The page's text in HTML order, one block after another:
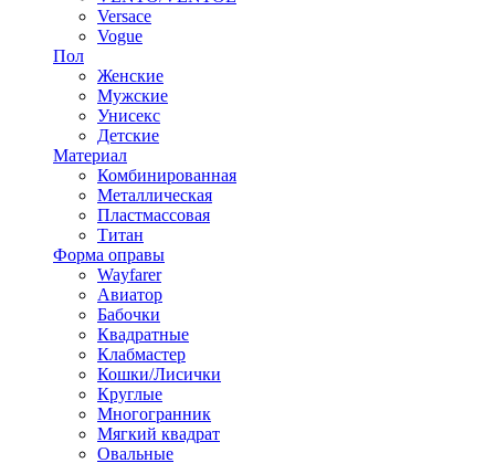
Versace
Vogue
Пол
Женские
Мужские
Унисекс
Детские
Материал
Комбинированная
Металлическая
Пластмассовая
Титан
Форма оправы
Wayfarer
Авиатор
Бабочки
Квадратные
Клабмастер
Кошки/Лисички
Круглые
Многогранник
Мягкий квадрат
Овальные